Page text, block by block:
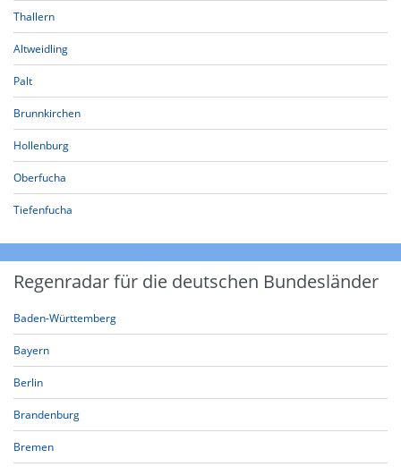
Thallern
Altweidling
Palt
Brunnkirchen
Hollenburg
Oberfucha
Tiefenfucha
Regenradar für die deutschen Bundesländer
Baden-Württemberg
Bayern
Berlin
Brandenburg
Bremen